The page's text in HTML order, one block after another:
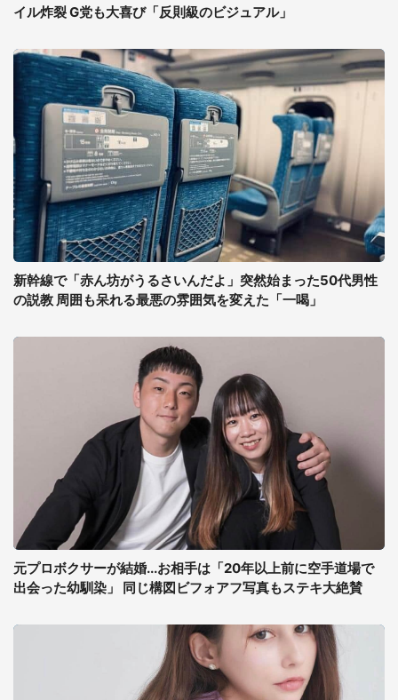
イル炸裂 G党も大喜び「反則級のビジュアル」
新幹線で「赤ん坊がうるさいんだよ」突然始まった50代男性
の説教 周囲も呆れる最悪の雰囲気を変えた「一喝」
元プロボクサーが結婚...お相手は「20年以上前に空手道場で
出会った幼馴染」 同じ構図ビフォアフ写真もステキ大絶賛